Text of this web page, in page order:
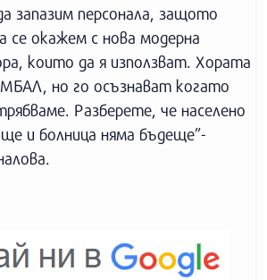
запазим персонала, защото
се окажем с нова модерна
които да я използват. Хората
но го осъзнават когато
Разберете, че населено
и болница няма бъдеще”-